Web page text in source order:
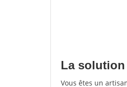
La
Vous êtes un